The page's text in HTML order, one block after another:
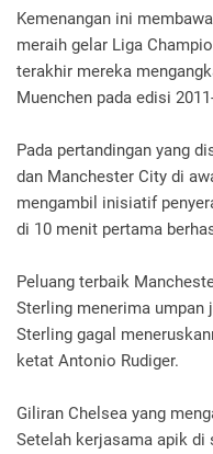
Kemenangan ini
meraih gelar Liga
terakhir mereka
Muenchen pada edisi
Pada pertandingan yang
dan Manchester City di
mengambil inisiatif
di 10 menit pertama
Peluang terbaik
Sterling menerima umpan
Sterling gagal
ketat Antonio Rudiger.
Giliran Chelsea yang
Setelah kerjasama apik